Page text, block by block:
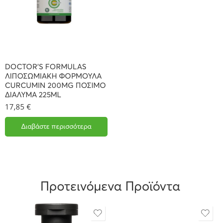
DOCTOR’S FORMULAS
ΛΙΠΟΣΩΜΙΑΚΗ ΦΟΡΜΟΥΛΑ
CURCUMIN 200MG ΠΟΣΙΜΟ
ΔΙΑΛΥΜΑ 225ML
17,85 €
Διαβάστε περισσότερα
Προτεινόμενα Προϊόντα